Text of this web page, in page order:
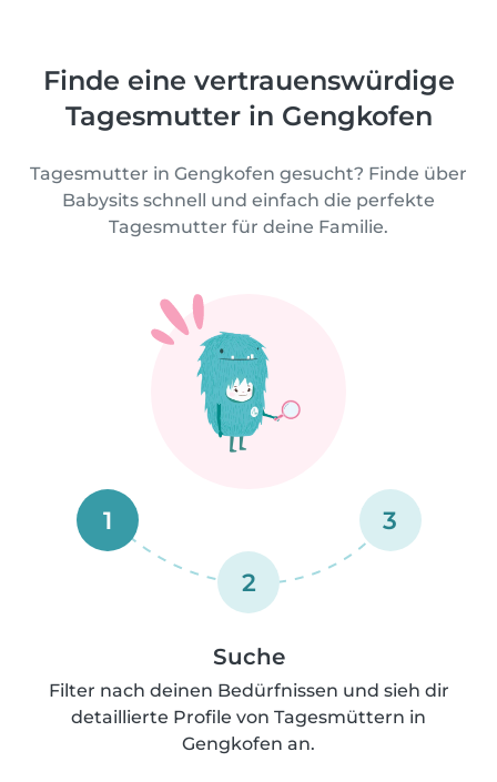
Finde eine vertrauenswürdige
Tagesmutter in Gengkofen
Tagesmutter in Gengkofen gesucht? Finde über
Babysits schnell und einfach die perfekte
Tagesmutter für deine Familie.
1
2
3
Suche
Filter nach deinen Bedürfnissen und sieh dir
detaillierte Profile von Tagesmüttern in
Gengkofen an.